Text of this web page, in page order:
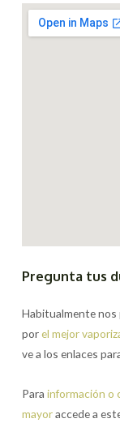
Pregunta tus
Habitualmente
porel mejor
ve a los enlaces
Parainformación o
mayoraccede a